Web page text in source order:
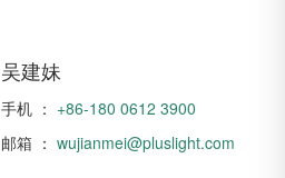
吴建妹
手机 ： +86-180 0612 3900
邮箱 ： wujianmei@pluslight.com